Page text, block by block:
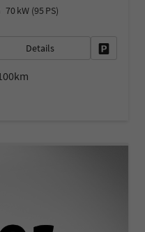
70 kW (95 PS)
Details